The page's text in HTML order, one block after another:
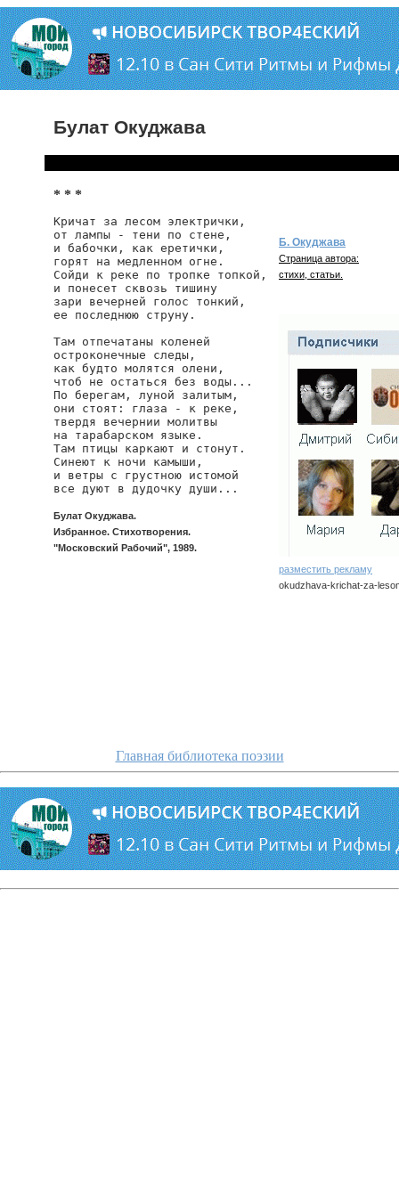
Булат Окуджава
* * *
Кричат за лесом электрички,
от лампы - тени по стене,
и бабочки, как еретички,
горят на медленном огне.
Сойди к реке по тропке топкой,
и понесет сквозь тишину
зари вечерней голос тонкий,
ее последнюю струну.
Там отпечатаны коленей
остроконечные следы,
как будто молятся олени,
чтоб не остаться без воды...
По берегам, луной залитым,
они стоят: глаза - к реке,
твердя вечернии молитвы
на тарабарском языке.
Там птицы каркают и стонут.
Синеют к ночи камыши,
и ветры с грустною истомой
все дуют в дудочку души...
Булат Окуджава.
Избранное. Стихотворения.
"Московский Рабочий", 1989.
Б. Окуджава
Страница автора:
стихи, статьи.
разместить рекламу
okudzhava-krichat-za-
Главная библиотека поэзии